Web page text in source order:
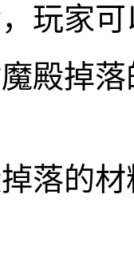
玩家
殿掉
落的